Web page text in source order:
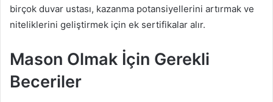
birçok duvar ustası, kazanma potansiyellerini artırmak ve
niteliklerini geliştirmek için ek sertifikalar alır.
Mason Olmak İçin Gerekli
Beceriler